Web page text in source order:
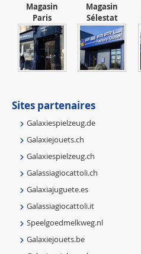
Magasin
Paris
Magasin
Sélestat
Sites partenaires
Galaxiespielzeug.de
Galaxiejouets.ch
Galaxiespielzeug.ch
Galassiagiocattoli.ch
Galaxiajuguete.es
Galassiagiocattoli.it
Speelgoedmelkweg.nl
Galaxiejouets.be